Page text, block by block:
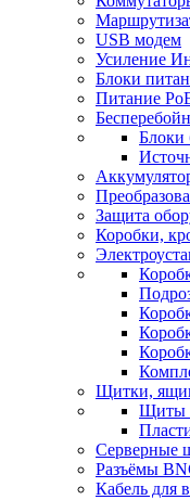
USB модем
Усиление
Блоки
Питание
Блоки
Защита
Коробки,
Щитки,
Щиты
Серверные
Разъёмы
Кабель для